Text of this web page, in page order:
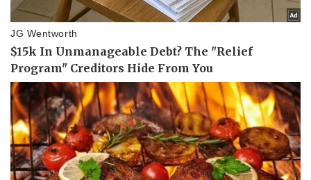
Pháp luật
Vụ án
Tin nóng
Tư vấn luật
Quân sự - Quốc phòng
Vũ khí
Việt Nam
Phân tích